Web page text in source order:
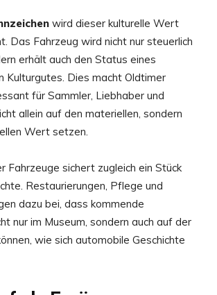
wird dieser kulturelle Wert
Das Fahrzeug wird nicht nur steuerlich
erhält auch den Status eines
Kulturgutes. Dies macht Oldtimer
für Sammler, Liebhaber und
allein auf den materiellen, sondern
Wert setzen.
Fahrzeuge sichert zugleich ein Stück
Restaurierungen, Pflege und
dazu bei, dass kommende
nur im Museum, sondern auch auf der
wie sich automobile Geschichte